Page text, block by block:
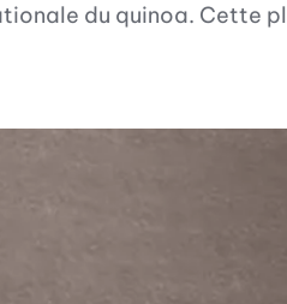
du quinoa. Cette